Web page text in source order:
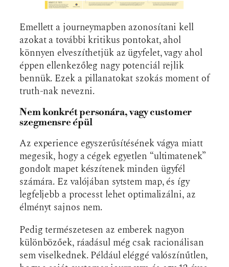
Emellett a journeymapben azonosítani kell
azokat a további kritikus pontokat, ahol
könnyen elveszíthetjük az ügyfelet, vagy ahol
éppen ellenkezőleg nagy potenciál rejlik
bennük. Ezek a pillanatokat szokás moment of
truth-nak nevezni.
Nem konkrét personára, vagy customer
szegmensre épül
Az experience egyszerűsítésének vágya miatt
megesik, hogy a cégek egyetlen “ultimatenek”
gondolt mapet készítenek minden ügyfél
számára. Ez valójában sytstem map, és így
legfeljebb a processt lehet optimalizálni, az
élményt sajnos nem.
Pedig természetesen az emberek nagyon
különbözőek, ráadásul még csak racionálisan
sem viselkednek. Például eléggé valószínűtlen,